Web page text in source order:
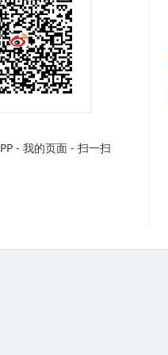
- 我的页面 - 扫一扫